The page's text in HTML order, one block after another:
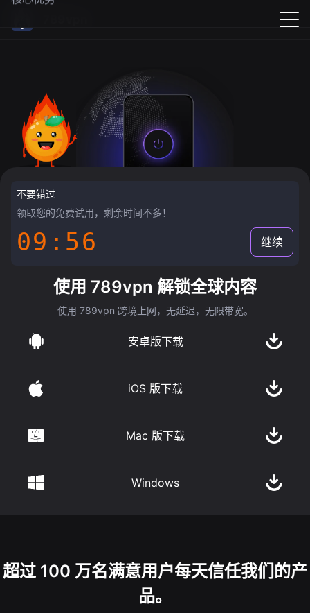
不要错过
领取您的免费试用，剩余时间不多！
09:55 继续
使用 789vpn 解锁全球内容
使用 789vpn 跨境上网，无延迟，无限带宽。
安卓版下载
iOS 版下载
Mac 版下载
Windows
超过 100 万名满意用户每天信任我们的产
品。